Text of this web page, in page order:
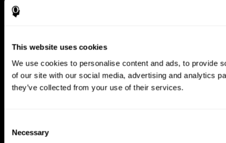
This website uses cookies
We use cookies to personalise content and ads, to provide
of our site with our social media, advertising and analytics
they’ve collected from your use of their services.
Selection
Necessary